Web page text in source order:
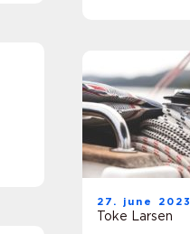
27. june 2023
Toke Larsen